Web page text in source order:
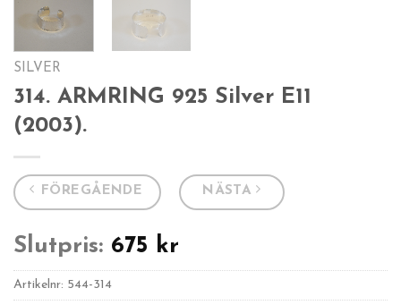
SILVER
314. ARMRING 925 Silver E11
(2003).
FÖREGÅENDE NÄSTA
Slutpris: 675 kr
Artikelnr: 544-314